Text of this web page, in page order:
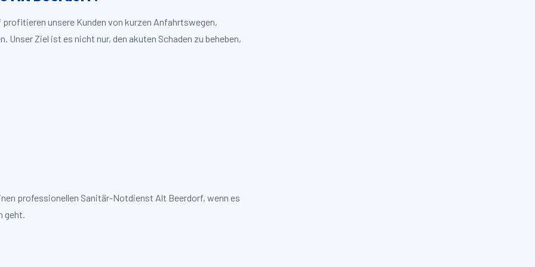
unsere Kunden von kurzen Anfahrtswegen,
Ziel ist es nicht nur, den akuten Schaden zu beheben,
professionellen Sanitär-Notdienst Alt Beerdorf, wenn es
geht.